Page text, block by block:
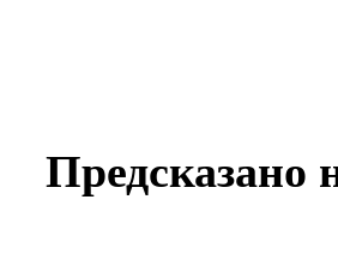
Предсказано